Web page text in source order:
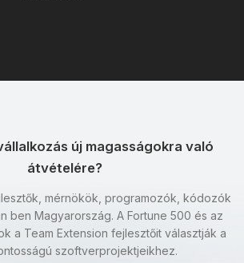
új magasságokra való
átvételére?
mérnökök, programozók, kódozók
ben Magyarország. A Fortune 500 és az
a Team Extension fejlesztőit választják a
szoftverprojektjeikhez.